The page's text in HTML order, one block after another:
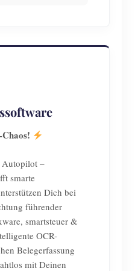
Autopilot –
smarte
Dich bei
führender
smartsteuer &
OCR-
Belegerfassung
mit Deinen